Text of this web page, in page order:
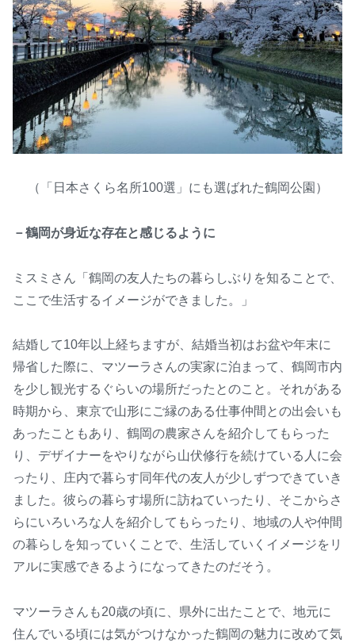
（「日本さくら名所100選」にも選ばれた鶴岡公園）
－鶴岡が身近な存在と感じるように
ミスミさん「鶴岡の友人たちの暮らしぶりを知ることで、
ここで生活するイメージができました。」
結婚して10年以上経ちますが、結婚当初はお盆や年末に
帰省した際に、マツーラさんの実家に泊まって、鶴岡市内
を少し観光するぐらいの場所だったとのこと。それがある
時期から、東京で山形にご縁のある仕事仲間との出会いも
あったこともあり、鶴岡の農家さんを紹介してもらった
り、デザイナーをやりながら山伏修行を続けている人に会
ったり、庄内で暮らす同年代の友人が少しずつできていき
ました。彼らの暮らす場所に訪ねていったり、そこからさ
らにいろいろな人を紹介してもらったり、地域の人や仲間
の暮らしを知っていくことで、生活していくイメージをリ
アルに実感できるようになってきたのだそう。
マツーラさんも20歳の頃に、県外に出たことで、地元に
住んでいる頃には気がつけなかった鶴岡の魅力に改めて気